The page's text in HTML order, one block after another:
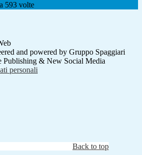
593 volte
and powered by Gruppo Spaggiari
Publishing & New Social Media
personali
Back to top